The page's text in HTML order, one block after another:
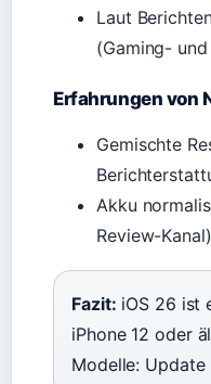
Laut
(Gaming-
Erfahrungen von
Gemischte
Akku
Review-Kanal)
Fazit: iOS 26 ist
iPhone 12 oder
Modelle: